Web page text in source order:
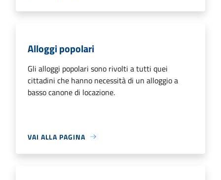
Alloggi popolari
Gli alloggi popolari sono rivolti a tutti quei
cittadini che hanno necessità di un alloggio a
basso canone di locazione.
VAI ALLA PAGINA